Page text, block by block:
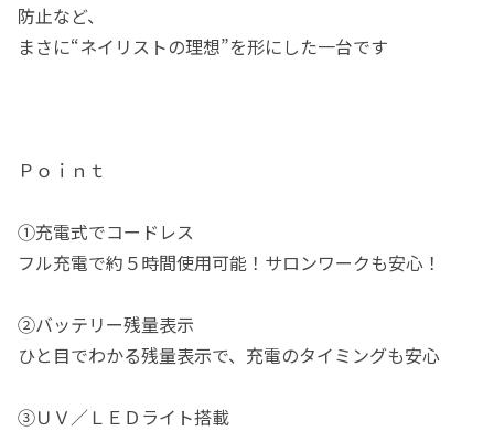
防止など、
まさに“ネイリストの理想”を形にした一台です
Ｐｏｉｎｔ
①充電式でコードレス
フル充電で約５時間使用可能！サロンワークも安心！
②バッテリー残量表示
ひと目でわかる残量表示で、充電のタイミングも安心
③ＵＶ／ＬＥＤライト搭載